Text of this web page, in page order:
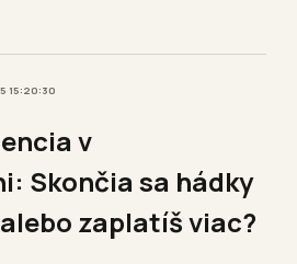
15:20:30
v
Skončia sa hádky
zaplatíš viac?